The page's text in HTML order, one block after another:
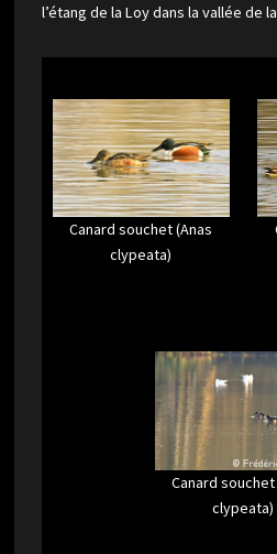
l’étang de la Loy dans la vallée de
Canard souchet (Anas
clypeata)
Canard souchet
clypeata)